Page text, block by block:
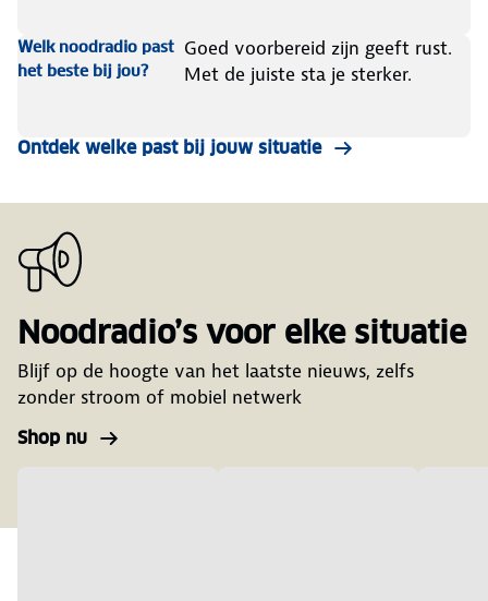
Welk noodradio past
het beste bij jou?
Goed voorbereid zijn geeft rust.
Met de juiste sta je sterker.
Ontdek welke past bij jouw situatie
Noodradio’s voor elke situatie
Blijf op de hoogte van het laatste nieuws, zelfs
zonder stroom of mobiel netwerk
Shop nu